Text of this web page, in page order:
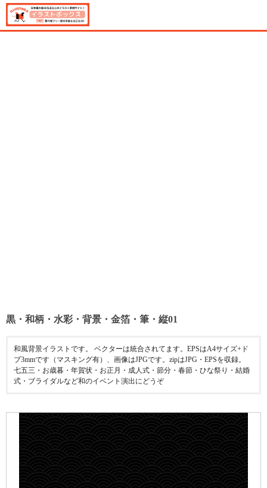
黒・和柄・水彩・背景・金箔・筆・縦01
和風背景イラストです。 ベクターは統合されてます。EPSはA4サイズ+ド
ブ3mmです（マスキング有）、画像はJPGです。zipはJPG・EPSを収録。
七五三・お歳暮・年賀状・お正月・成人式・節分・春節・ひな祭り・結婚
式・ブライダルなど和のイベント演出にどうぞ